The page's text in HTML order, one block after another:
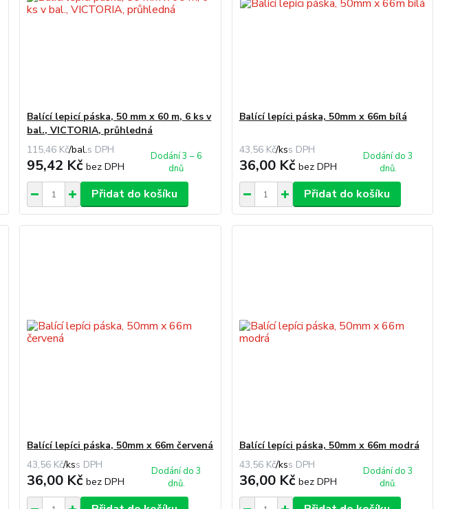
Balící lepicí páska, 50 mm x 60 m, 6 ks v
bal., VICTORIA, průhledná
115,46 Kč/bal.
95,42 Kčbez DPH
Dodání 3 – 6
dnů
Přidat do košíku
Balící lepíci páska, 50mm x 66m bílá
43,56 Kč/ks
36,00 Kč bez DPH
Dodání do 3
dnů.
Přidat do košíku
Balící lepíci páska, 50mm x 66m červená
43,56 Kč/ks
36,00 Kčbez DPH
Dodání do 3
dnů.
Balící lepíci páska, 50mm x 66m modrá
43,56 Kč/ks
36,00 Kč bez DPH
Dodání do 3
dnů.